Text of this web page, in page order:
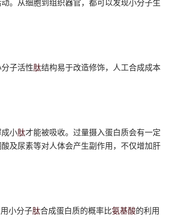
。从细胞到组织器官，都可以发现小分子生
子活性肽结构易于改造修饰，人工合成成本
小肽才能被吸收。过量摄入蛋白质会有一定
及尿素等对人体会产生副作用，不仅增加肝
小分子肽合成蛋白质的概率比氨基酸的利用